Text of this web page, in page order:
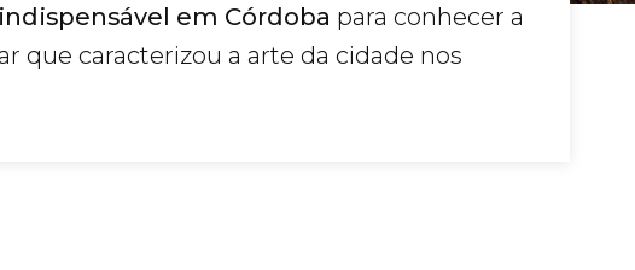
em Córdoba para conhecer a
que caracterizou a arte da cidade nos